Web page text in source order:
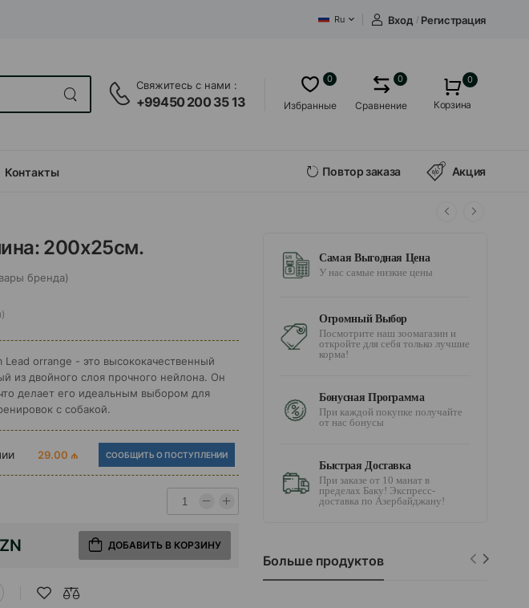
Ru Вход / Регистрация
Свяжитесь с нами :
+99450 200 35 13 Избранные
0
Сравнение
0 0
Корзина
Контакты Повтор заказа Акция
200x25см.
бренда)
Lead orrange - это высококачественный
из двойного слоя прочного нейлона. Он
делает его идеальным выбором для
с собакой.
29.00 ₼ СООБЩИТЬ О ПОСТУПЛЕНИИ
ДОБАВИТЬ В КОРЗИНУ
Самая Выгодная Цена
У нас самые низкие цены
Огромный Выбор
Посмотрите наш зоомагазин и
откройте для себя только лучшие
корма!
Бонусная Программа
При каждой покупке получайте
от нас бонусы
Быстрая Доставка
При заказе от 10 манат в
пределах Баку! Экспресс-
доставка по Азербайджану!
Больше продуктов